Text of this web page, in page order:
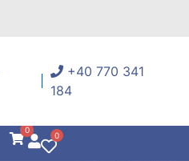
+40 770 341
184
0
0